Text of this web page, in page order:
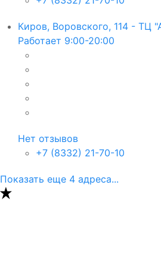
Киров, Воровского, 114 - ТЦ
Работает 9:00-20:00
Нет отзывов
+7 (8332) 21-70-10
Показать еще 4 адреса...